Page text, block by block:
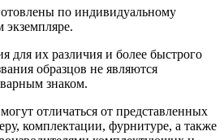
по индивидуальному
экземпляре.
для их различия и более быстрого
образцов не являются
знаком.
отличаться от представленных
комплектации, фурнитуре, а также